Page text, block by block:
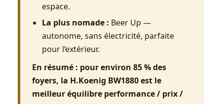
espace.
La plus nomade : Beer Up —
autonome, sans électricité, parfaite
pour l’extérieur.
En résumé : pour environ 85 % des
foyers, la H.Koenig BW1880 est le
meilleur équilibre performance / prix /